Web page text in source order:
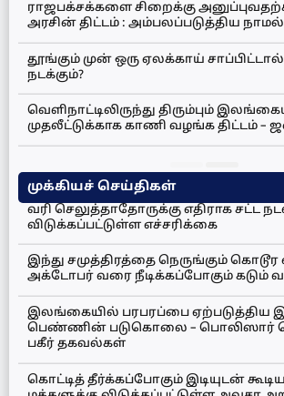
ராஜபக்சக்களை சிறைக்கு
அரசின் திட்டம் : அம்பலப்படுத்திய நாமல்
தூங்கும் முன் ஒரு ஏலக்காய்
நடக்கும்?
வெளிநாட்டிலிருந்து திரும்பும்
முதலீட்டுக்காக காணி வழங்க திட்டம் –
முக்கியச் செய்திகள்
வரி செலுத்தாதோருக்கு எதிராக சட்ட
விடுக்கப்பட்டுள்ள எச்சரிக்கை
இந்து சமுத்திரத்தை நெருங்கும்
அக்டோபர் வரை நீடிக்கப்போகும் கடும்
இலங்கையில் பரபரப்பை ஏற்படுத்திய
பெண்ணின் படுகொலை – பொலிஸார்
பகீர் தகவல்கள்
கொட்டித் தீர்க்கப்போகும் இடியுடன்